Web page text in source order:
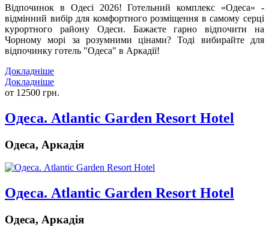
Відпочинок в Одесі 2026! Готельний комплекс «Одеса» -
відмінний вибір для комфортного розміщення в самому серці
курортного району Одеси. Бажаєте гарно відпочити на
Чорному морі за розумними цінами? Тоді вибирайте для
відпочинку готель "Одеса" в Аркадії!
Докладніше
Докладніше
от 12500 грн.
Одеса. Atlantic Garden Resort Hotel
Одеса, Аркадія
Одеса. Atlantic Garden Resort Hotel
Одеса, Аркадія